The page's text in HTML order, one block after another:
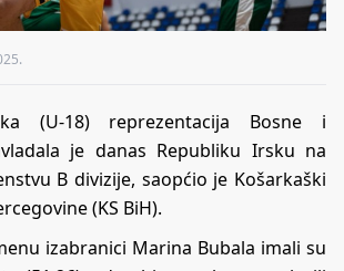
(U-18) reprezentacija Bosne i
je danas Republiku Irsku na
B divizije, saopćio je Košarkaški
(KS BiH).
izabranici Marina Bubala imali su